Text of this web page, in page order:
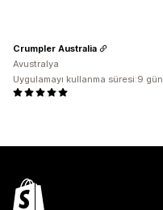
Crumpler Australia
Avustralya
Uygulamayı kullanma süresi:9 gün